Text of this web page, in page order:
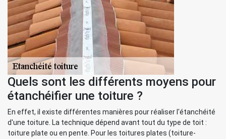
Quels sont les différents moyens pour
étanchéifier une toiture ?
En effet, il existe différentes manières pour réaliser l'étanchéité
d'une toiture. La technique dépend avant tout du type de toit :
toiture plate ou en pente. Pour les toitures plates (toiture-